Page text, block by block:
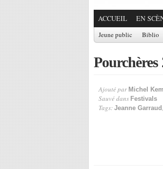
ACCUEIL EN
Jeune public Biblio
Ajouté par Michel
Sauvé dans Festivals
Tags: Jeanne Garraud,